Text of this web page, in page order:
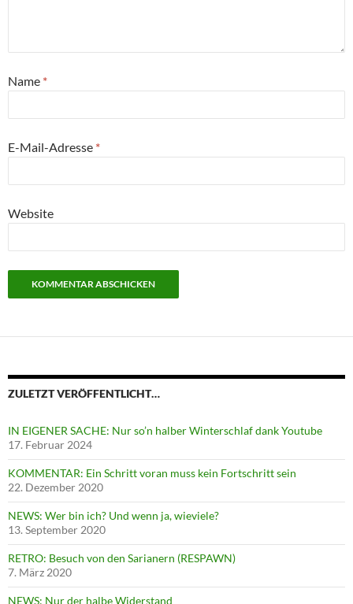
Name *
E-Mail-Adresse *
Website
ZULETZT VERÖFFENTLICHT…
IN EIGENER SACHE: Nur so’n halber Winterschlaf dank Youtube
17. Februar 2024
KOMMENTAR: Ein Schritt voran muss kein Fortschritt sein
22. Dezember 2020
NEWS: Wer bin ich? Und wenn ja, wieviele?
13. September 2020
RETRO: Besuch von den Sarianern (RESPAWN)
7. März 2020
NEWS: Nur der halbe Widerstand